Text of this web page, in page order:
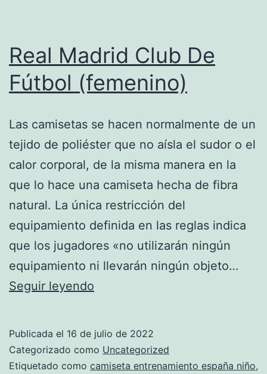
Real Madrid Club De
Fútbol (femenino)
Las camisetas se hacen normalmente de un
tejido de poliéster que no aísla el sudor o el
calor corporal, de la misma manera en la
que lo hace una camiseta hecha de fibra
natural. La única restricción del
equipamiento definida en las reglas indica
que los jugadores «no utilizarán ningún
equipamiento ni llevarán ningún objeto…
Seguir leyendo
De
Fútbol
Publicada el 16 de julio de 2022
Categorizado como Uncategorized
Etiquetado como camiseta entrenamiento españa niño,